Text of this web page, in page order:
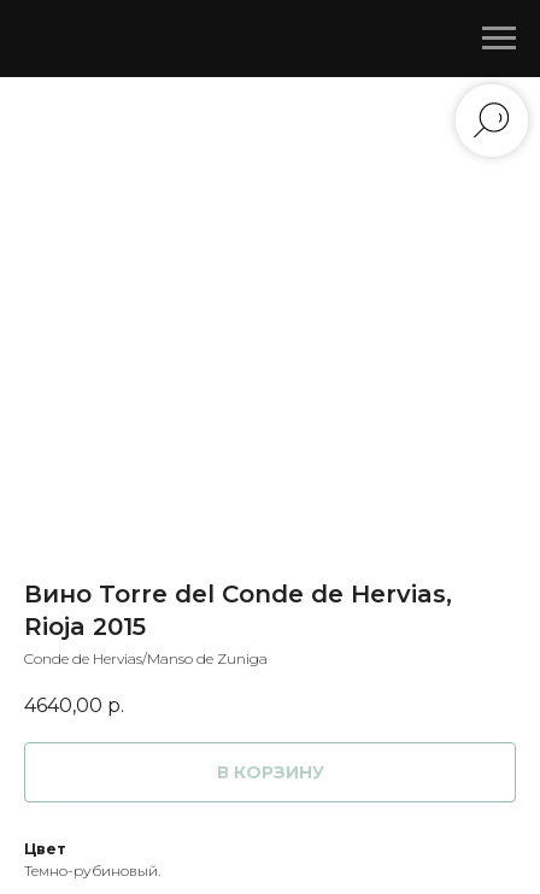
Вино Torre del Conde de Hervias,
Rioja 2015
Conde de Hervias/Manso de Zuniga
4640,00 р.
В КОРЗИНУ
Цвет
Темно-рубиновый.